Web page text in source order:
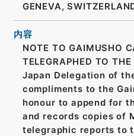
GENEVA,
内容
NOTE TO GAIMUSHO
TELEGRAPHED TO
Japan Delegation of
compliments to the
honour to append for
and records copies of
telegraphic reports to